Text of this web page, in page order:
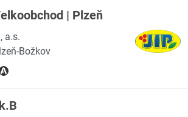
| Plzeň
a.s.
Božkov